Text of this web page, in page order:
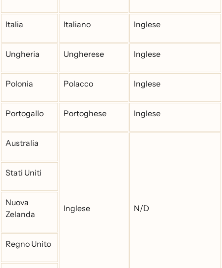
Italia Italiano Inglese
Ungheria Ungherese Inglese
Polonia Polacco Inglese
Portogallo Portoghese Inglese
Australia
Inglese N/D
Stati Uniti
Nuova
Zelanda
Regno Unito